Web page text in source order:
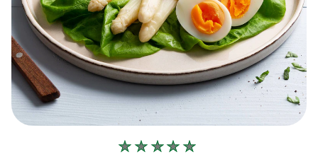
Geen